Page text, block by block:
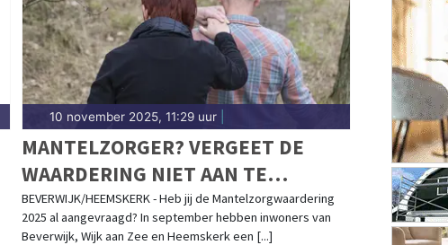
10 november 2025, 11:29 uur|
MANTELZORGER? VERGEET DE
WAARDERING NIET AAN TE
VRAGEN!
BEVERWIJK/HEEMSKERK - Heb jij de Mantelzorgwaardering
2025 al aangevraagd? In september hebben inwoners van
Beverwijk, Wijk aan Zee en Heemskerk een [...]